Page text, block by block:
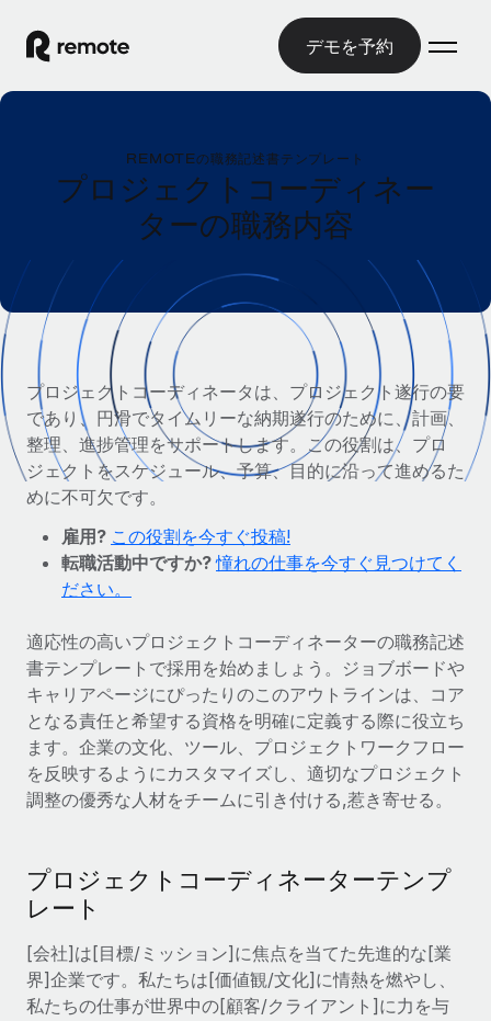
デモを予約
グローバル給与処理
コンプライアンス対応の給与処理を手軽に
Employer of Record（EOR）
グローバル展開をコストをかけずに実現
Contractor of Record
世界中の契約社員と法令を遵守して契約
契約社員管理
世界中の契約社員をオンボーディングし、管理
PEO
複雑な雇用関連業務を外部委託
インフラ
Remote統合
人事機能をワークフローにシームレスに統合する
プラットフォーム
チームのための人事の基本機能を内蔵
統合
基本的なビジネスツールを活用して業務プロセスを効率化す
る
各国の制度に対応
国別ガイド
/国別のグローバル雇用支援を検索する
米国州エクスプローラー
米国の各州において採用プロセスを簡素化する
Remoteを他社と比較
他社と比較した、当社の強みを確認する
成長の段階
スタートアップ
リューション
ミッドマーケット
カスタマイズされた人事ソリューションでチームを拡大する
企業
大企業向けのグローバルHR
戦略的テクノロジーパートナー
グローバルな人事機能を柔軟に自社プラットフォームへ統合
パートナーとして登録
当社とのパートナーシップの可能性を検討する
リソース
ツールと計算ツール
誤分類リスク判定ツール
国別に従業員の誤分類リスクを確認する
従業員コスト計算ツール
各国の総従業員コストを計算する
契約社員の報酬計算ツール
グローバルな契約社員向けに、通貨オプションと支払スピー
ドを確認する
REMOTEで学習
リサーチおよびガイド
活用事例
HR用語集
チェックリストおよびテンプレート
ウェビナー
ニュースルーム
価格
日本語
English
Nederlands
Français
Deutsch
Español
Italiano
Português (Portugal)
한국어
中文（简体）
ログイン
REMOTEの職務記述書テンプレート
プロジェクトコーディネー
ターの職務内容
プロジェクトコーディネータは、プロジェクト遂行の要
であり、円滑でタイムリーな納期遂行のために、計画、
整理、進捗管理をサポートします。この役割は、プロ
ジェクトをスケジュール、予算、目的に沿って進めるた
めに不可欠です。
雇用? この役割を今すぐ投稿!
転職活動中ですか?憧れの仕事を今すぐ見つけてく
ださい。
適応性の高いプロジェクトコーディネーターの職務記述
書テンプレートで採用を始めましょう。ジョブボードや
キャリアページにぴったりのこのアウトラインは、コア
となる責任と希望する資格を明確に定義する際に役立ち
ます。企業の文化、ツール、プロジェクトワークフロー
を反映するようにカスタマイズし、適切なプロジェクト
調整の優秀な人材をチームに引き付ける,惹き寄せる。
プロジェクトコーディネーターテンプ
レート
[会社]は[目標/ミッション]に焦点を当てた先進的な[業
界]企業です。私たちは[価値観/文化]に情熱を燃やし、
私たちの仕事が世界中の[顧客/クライアント]に力を与